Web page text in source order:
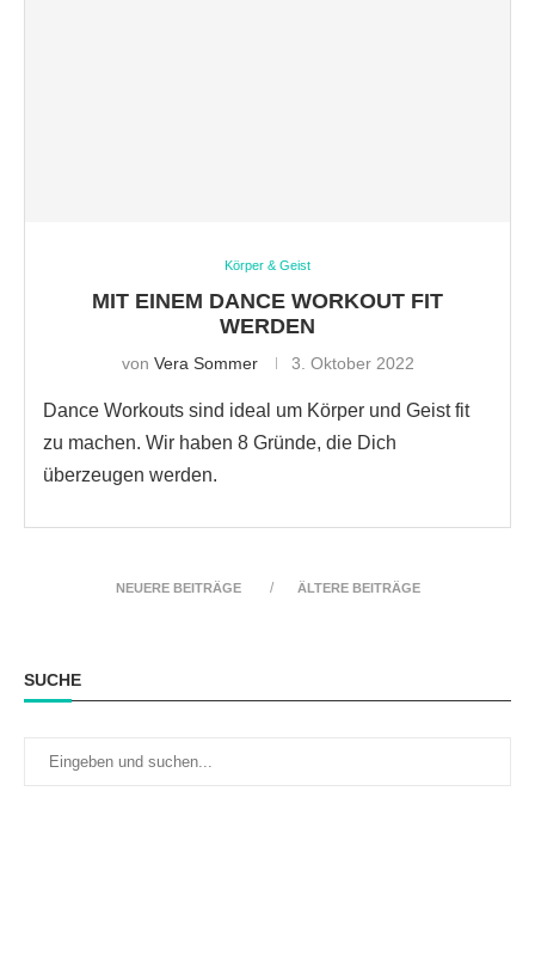
Körper & Geist
MIT EINEM DANCE WORKOUT FIT
WERDEN
von Vera Sommer 3. Oktober 2022
Dance Workouts sind ideal um Körper und Geist fit
zu machen. Wir haben 8 Gründe, die Dich
überzeugen werden.
NEUERE BEITRÄGE ÄLTERE BEITRÄGE
SUCHE